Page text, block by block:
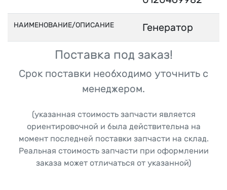
НАИМЕНОВАНИЕ/ОПИСАНИЕ Генератор
Поставка под заказ!
Срок поставки необходимо уточнить с
менеджером.
(указанная стоимость запчасти является
ориентировочной и была действительна на
момент последней поставки запчасти на склад.
Реальная стоимость запчасти при оформлении
заказа может отличаться от указанной)